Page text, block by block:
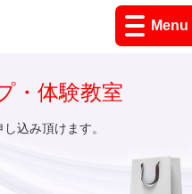
Menu
・体験教室
込み頂けます。